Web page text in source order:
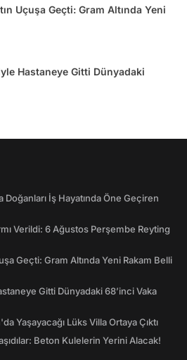
Uçuşa Geçti: Gram Altında Yeni
Hastaneye Gitti Dünyadaki
Doğanları İş Hayatında Öne Geçiren
Verildi: 6 Ağustos Perşembe Reyting
Geçti: Gram Altında Yeni Rakam Belli
Gitti Dünyadaki 68’inci Vaka
Yaşayacağı Lüks Villa Ortaya Çıktı
Beton Kulelerin Yerini Alacak!